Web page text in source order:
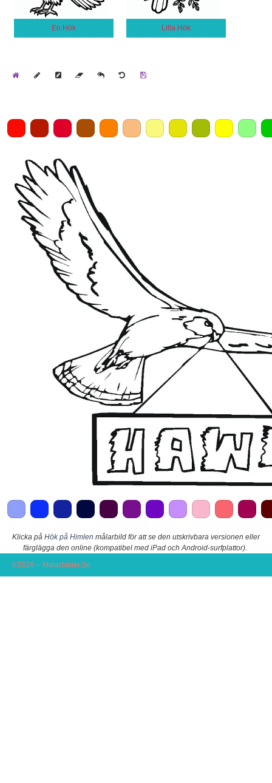
En Hök Lilla Hök
Klicka på Hök på Himlen målarbild för att se den utskrivbara versionen eller
färglägga den online (kompatibel med iPad och Android-surfplattor).
©2026 – Malarbilder.Se